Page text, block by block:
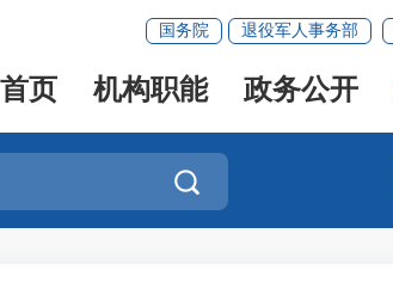
国务院 退役军人事务部
首页 机构职能 政务公开
